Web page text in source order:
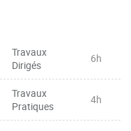
Travaux
Dirigés
6h
Travaux
Pratiques
4h